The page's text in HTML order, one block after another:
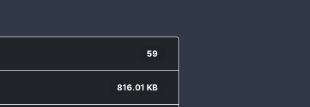
59
816.01 KB